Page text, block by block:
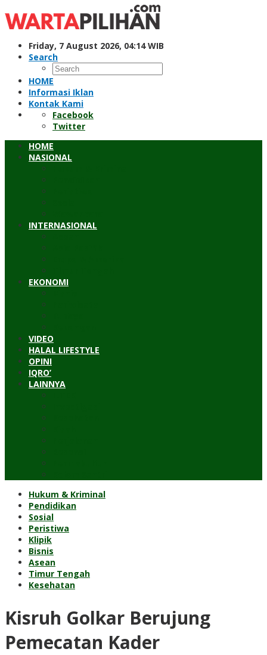
to
content
Friday, 7 August 2026, 04:14 WIB
Search
HOME
Informasi Iklan
Kontak Kami
Facebook
Twitter
HOME
NASIONAL
INTERNASIONAL
EKONOMI
VIDEO
HALAL LIFESTYLE
OPINI
IQRO’
LAINNYA
Hukum & Kriminal
Pendidikan
Sosial
Peristiwa
Klipik
Bisnis
Asean
Timur Tengah
Kesehatan
Kisruh Golkar Berujung
Pemecatan Kader